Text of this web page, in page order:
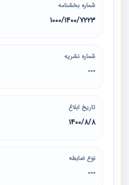
شماره بخشنامه
1000/1400/7223
شماره نشریه
---
تاریخ ابلاغ
1400/8/8
نوع ضابطه
---